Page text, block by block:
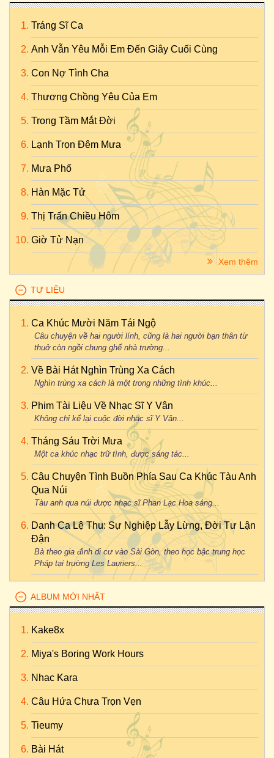
Tráng Sĩ Ca
Anh Vẫn Yêu Mỗi Em Đến Giây Cuối Cùng
Con Nợ Tình Cha
Thương Chồng Yêu Của Em
Trong Tầm Mắt Đời
Lạnh Trọn Đêm Mưa
Mưa Phố
Hàn Mặc Tử
Thị Trấn Chiều Hôm
Giờ Tử Nạn
Xem thêm
TƯ LIỆU
Ca Khúc Mười Năm Tái Ngộ
Câu chuyện về hai người lính, cũng là hai người bạn thân từ
thuở còn ngồi chung ghế nhà trường...
Về Bài Hát Nghìn Trùng Xa Cách
Nghìn trùng xa cách là một trong những tình khúc...
Phim Tài Liệu Về Nhạc Sĩ Y Vân
Không chỉ kể lại cuộc đời nhạc sĩ Y Vân...
Tháng Sáu Trời Mưa
Một ca khúc nhạc trữ tình, được sáng tác...
Câu Chuyện Tình Buồn Phía Sau Ca Khúc Tàu Anh
Qua Núi
Tàu anh qua núi được nhạc sĩ Phan Lạc Hoa sáng...
Danh Ca Lệ Thu: Sự Nghiệp Lẫy Lừng, Đời Tư Lận
Đận
Bà theo gia đình di cư vào Sài Gòn, theo học bậc trung học
Pháp tại trường Les Lauriers...
ALBUM MỚI NHẤT
Kake8x
Miya's Boring Work Hours
Nhac Kara
Câu Hứa Chưa Trọn Vẹn
Tieumy
Bài Hát